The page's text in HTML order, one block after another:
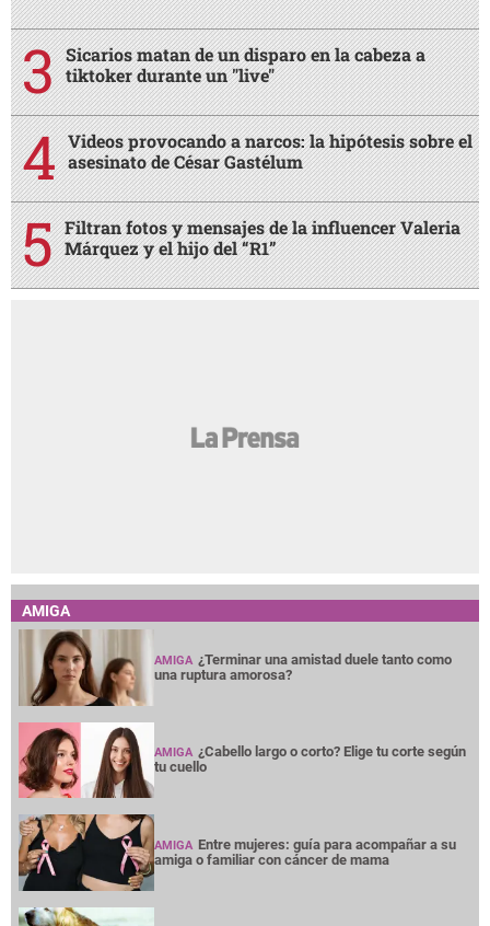
Sicarios matan de un disparo en la cabeza a
tiktoker durante un "live"
Videos provocando a narcos: la hipótesis sobre el
asesinato de César Gastélum
Filtran fotos y mensajes de la influencer Valeria
Márquez y el hijo del “R1”
AMIGA
AMIGA ¿Terminar una amistad duele tanto como
una ruptura amorosa?
AMIGA ¿Cabello largo o corto? Elige tu corte según
tu cuello
AMIGA Entre mujeres: guía para acompañar a su
amiga o familiar con cáncer de mama